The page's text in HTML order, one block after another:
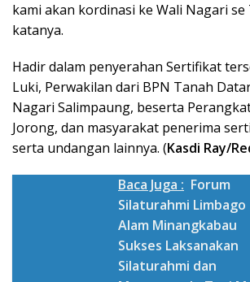
kami akan kordinasi ke Wali Nagari se
katanya.
Hadir dalam penyerahan Sertifikat
Luki, Perwakilan dari BPN Tanah
Nagari Salimpaung, beserta
Jorong, dan masyarakat penerima
serta undangan lainnya. (Kasdi Ray/
Baca Juga : Forum
Silaturahmi Limbago
Alam Minangkabau
Sukses Laksanakan
Silaturahmi dan